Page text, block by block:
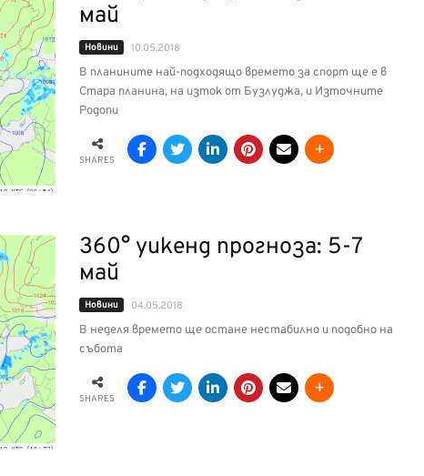
май
Новини 10.05.2018
В планините най-подходящо времето за спорт ще е в
Стара планина, на изток от Бузлуджа, и Източните
Родопи
SHARES
360° уикенд прогноза: 5-7
май
Новини 04.05.2018
В неделя времето ще остане нестабилно и подобно на
събота
SHARES